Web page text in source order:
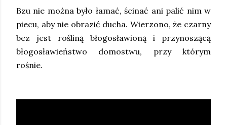
Bzu nie można było łamać, ścinać ani palić nim w
piecu, aby nie obrazić ducha. Wierzono, że czarny
bez jest rośliną błogosławioną i przynoszącą
błogosławieństwo domostwu, przy którym
rośnie.